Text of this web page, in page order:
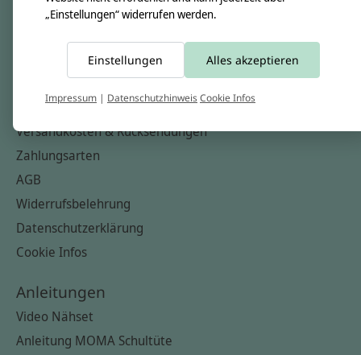
Impressum
Informationen
Kontakt
Versandkosten & Rücksendungen
Zahlungsarten
AGB
Widerrufsbelehrung
Datenschutzerklärung
Cookie Infos
Anleitungen
Video Nähset
Anleitung MOMA Schultüte
„Einstellungen“ widerrufen werden.
Einstellungen Alles akzeptieren
Impressum | DatenschutzhinweisCookie Infos